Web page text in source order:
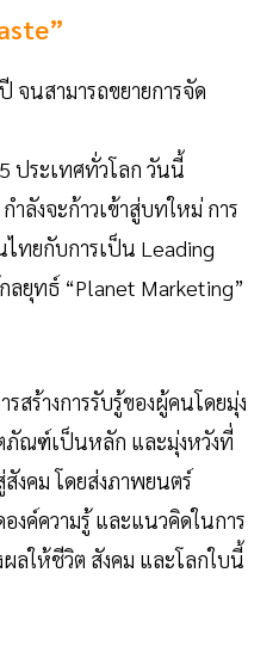
จนสามารถขยายการจัด
ประเทศทั่วโลก วันนี้
ำลังจะก้าวเข้าสู่บทใหม่ การ
ไทยกับการเป็น Leading
ลยุทธ์ “Planet Marketing”
สร้างการรับรู้ของผู้คนโดยมุ่ง
ณฑ์เป็นหลัก และมุ่งหวังที่
งคม โดยส่งภาพยนตร์
ค์ความรู้ และแนวคิดในการ
ลให้ชีวิต สังคม และโลกใบนี้